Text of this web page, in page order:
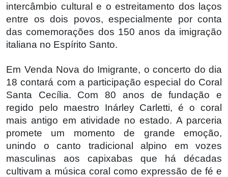
intercâmbio cultural e o estreitamento dos laços
entre os dois povos, especialmente por conta
das comemorações dos 150 anos da imigração
italiana no Espírito Santo.
Em Venda Nova do Imigrante, o concerto do dia
18 contará com a participação especial do Coral
Santa Cecília. Com 80 anos de fundação e
regido pelo maestro Inárley Carletti, é o coral
mais antigo em atividade no estado. A parceria
promete um momento de grande emoção,
unindo o canto tradicional alpino em vozes
masculinas aos capixabas que há décadas
cultivam a música coral como expressão de fé e